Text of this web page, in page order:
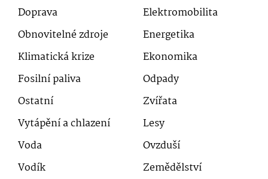
Doprava
Elektromobilita
Obnovitelné zdroje
Energetika
Klimatická krize
Ekonomika
Fosilní paliva
Odpady
Ostatní
Zvířata
Vytápění a chlazení
Lesy
Voda
Ovzduší
Vodík
Zemědělství